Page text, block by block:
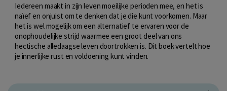
Iedereen maakt in zijn leven moeilijke perioden mee, en het is
naïef en onjuist om te denken dat je die kunt voorkomen. Maar
het is wel mogelijk om een alternatief te ervaren voor de
onophoudelijke strijd waarmee een groot deel van ons
hectische alledaagse leven doortrokken is. Dit boek vertelt hoe
je innerlijke rust en voldoening kunt vinden.